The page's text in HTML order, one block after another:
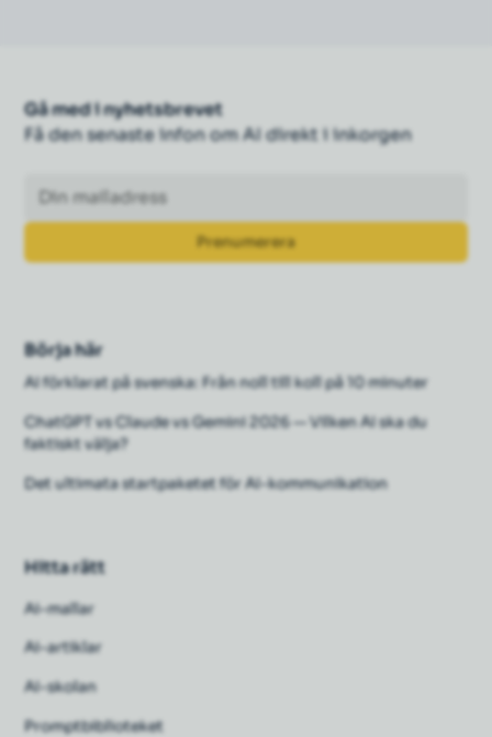
Gå med i nyhetsbrevet
Få den senaste infon om AI direkt i inkorgen
Börja här
AI förklarat på svenska: Från noll till koll på 10 minuter
ChatGPT vs Claude vs Gemini 2026 — Vilken AI ska du
faktiskt välja?
Det ultimata startpaketet för AI-kommunikation
Hitta rätt
Ai-mallar
Ai-artiklar
AI-skolan
Promptbiblioteket